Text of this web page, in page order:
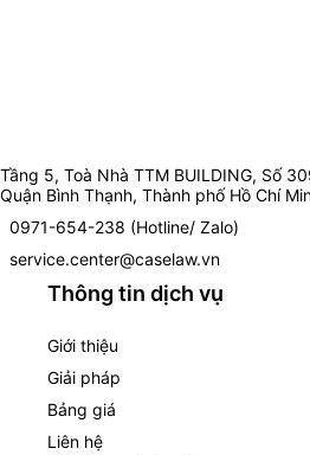
Tầng 5, Toà Nhà TTM BUILDING, Số
Quận Bình Thạnh, Thành phố Hồ Chí
0971-654-238 (Hotline/ Zalo)
service.center@caselaw.vn
Thông tin dịch vụ
Giới thiệu
Giải pháp
Bảng giá
Liên hệ